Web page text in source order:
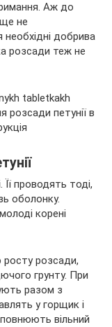
Аж до
не
необхідні добрива
розсади теж не
проводять тоді,
оболонку.
корені
росту розсади,
грунту. При
разом з
у горщик і
вільний